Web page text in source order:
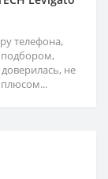
телефона,
подбором,
не
плюсом...